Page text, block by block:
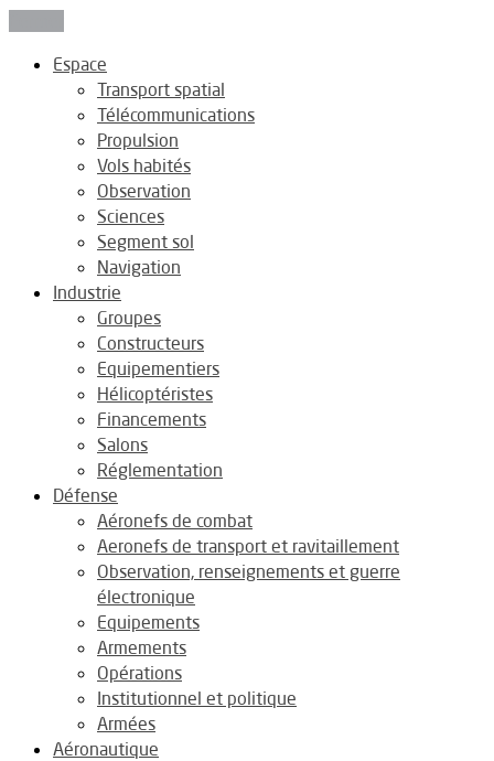
Espace
Transport spatial
Télécommunications
Propulsion
Vols habités
Observation
Sciences
Segment sol
Navigation
Industrie
Groupes
Constructeurs
Equipementiers
Hélicoptéristes
Financements
Salons
Réglementation
Défense
Aéronefs de combat
Aeronefs de transport et ravitaillement
Observation, renseignements et guerre
électronique
Equipements
Armements
Opérations
Institutionnel et politique
Armées
Aéronautique